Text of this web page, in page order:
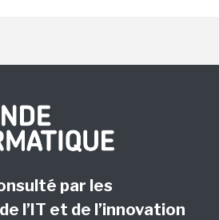
par les
l’IT et de l’innovation